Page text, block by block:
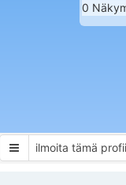
0
ilmoita tämä